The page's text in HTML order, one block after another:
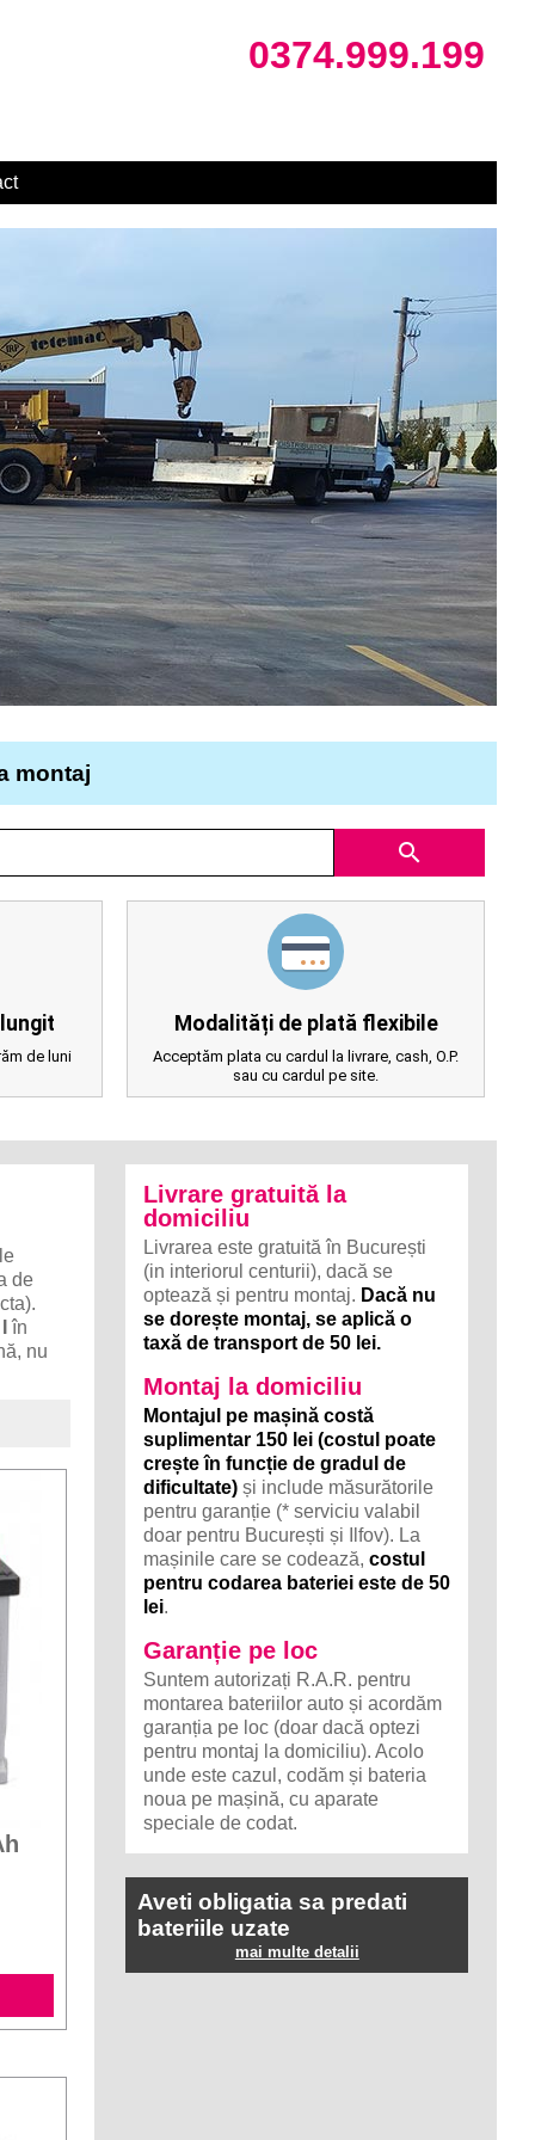
0374.999.199
montaj
search
de luni
Modalități de plată flexibile
Acceptăm plata cu cardul la livrare, cash, O.P.
sau cu cardul pe site.
de
în
nu
Livrare gratuită la
domiciliu
Livrarea este gratuită în București
(in interiorul centurii), dacă se
optează și pentru montaj. Dacă nu
se dorește montaj, se aplică o
taxă de transport de 50 lei.
Montaj la domiciliu
Montajul pe mașină costă
suplimentar 150 lei (costul poate
crește în funcție de gradul de
dificultate) și include măsurătorile
pentru garanție (* serviciu valabil
doar pentru București și Ilfov). La
mașinile care se codează,costul
pentru codarea bateriei este de 50
lei.
Garanție pe loc
Suntem autorizați R.A.R. pentru
montarea bateriilor auto și acordăm
garanția pe loc (doar dacă optezi
pentru montaj la domiciliu). Acolo
unde este cazul, codăm și bateria
noua pe mașină, cu aparate
speciale de codat.
Aveti obligatia sa predati
bateriile uzate
mai multe detalii